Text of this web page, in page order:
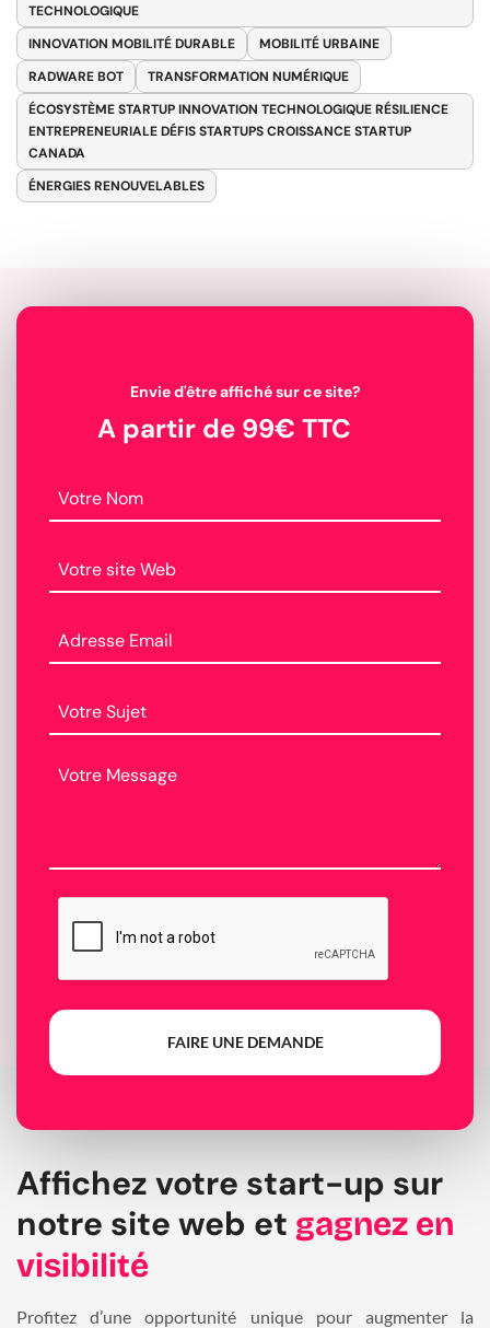
TECHNOLOGIQUE
INNOVATION MOBILITÉ DURABLE
MOBILITÉ URBAINE
RADWARE BOT
TRANSFORMATION NUMÉRIQUE
ÉCOSYSTÈME STARTUP INNOVATION TECHNOLOGIQUE RÉSILIENCE
ENTREPRENEURIALE DÉFIS STARTUPS CROISSANCE STARTUP
CANADA
ÉNERGIES RENOUVELABLES
Envie d'être affiché sur ce site?
A partir de 99€ TTC
FAIRE UNE DEMANDE
Affichez votre start-up sur
notre site web et gagnez en
visibilité
Profitez d’une opportunité unique pour augmenter la